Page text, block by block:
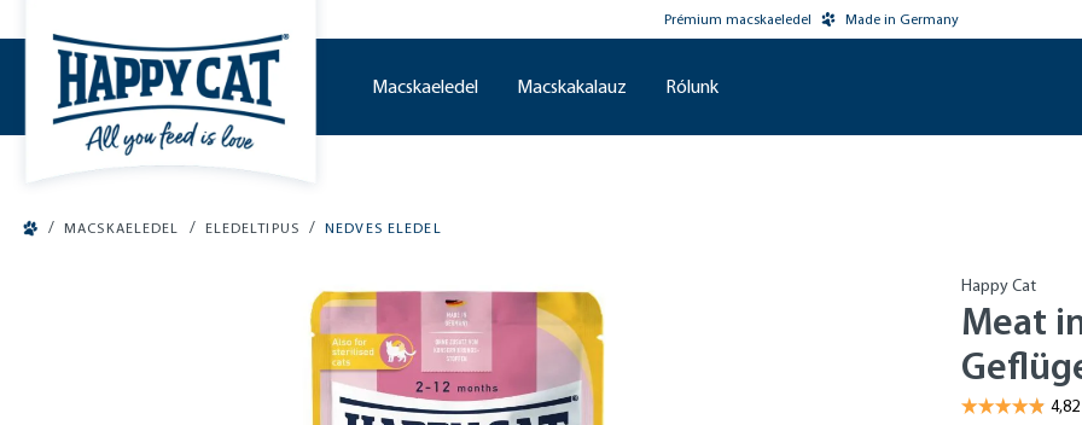
Prémium macskaeledel Made in Germany
Macskaeledel Macskakalauz Rólunk
/ MACSKAELEDEL / ELEDELTIPUS / NEDVES ELEDEL
Happy Cat
Meat